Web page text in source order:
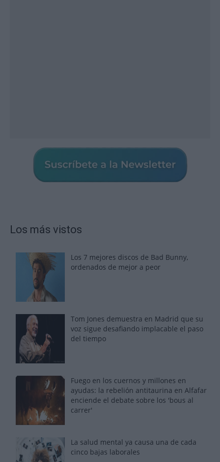
Los más vistos
Los 7 mejores discos de Bad Bunny,
ordenados de mejor a peor
Tom Jones demuestra en Madrid que su
voz sigue desafiando implacable el paso
del tiempo
Fuego en los cuernos y millones en
ayudas: la rebelión antitaurina en Alfafar
enciende el debate sobre los 'bous al
carrer'
La salud mental ya causa una de cada
cinco bajas laborales